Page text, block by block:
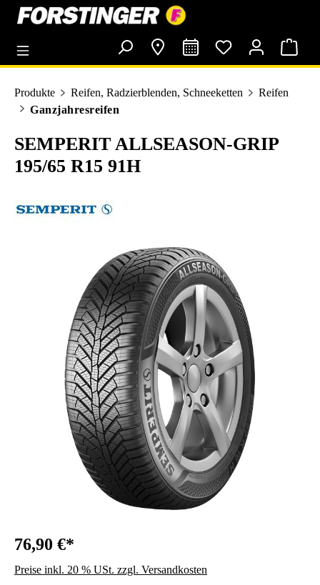
springen
Produkte Reifen, Radzierblenden, Schneeketten
Reifen
Ganzjahresreifen
SEMPERIT ALLSEASON-GRIP
195/65 R15 91H
Bildergalerie überspringen
76,90 €*
Preise inkl. 20 % USt. zzgl. Versandkosten